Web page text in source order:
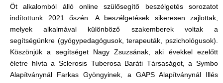
Öt alkalomból álló online szülősegítő beszélgetés sorozatot
indítottunk 2021 őszén. A beszélgetések sikeresen zajlottak,
melyek alkalmával különböző szakemberek voltak a
segítségünkre (gyógypedagógusok, terapeuták, pszichológusok).
Köszönjük a segítséget Nagy Zsuzsának, aki évekkel ezelőtt
életre hívta a Sclerosis Tuberosa Baráti Társaságot, a Symbo
Alapítványnál Farkas Gyöngyinek, a GAPS Alapítványnál Illés